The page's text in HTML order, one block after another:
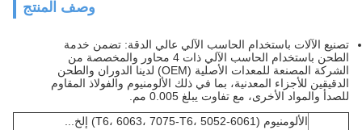
وصف المنتج
تصنيع الآلات باستخدام الحاسب الآلي عالي الدقة: تضمن خدمة
الطحن باستخدام الحاسب الآلي ذات 4 محاور والمخصصة من
الشركة المصنعة للمعدات الأصلية (OEM) لدينا الدوران والطحن
الدقيقين للأجزاء المعدنية، بما في ذلك الألومنيوم والفولاذ المقاوم
للصدأ والمواد الأخرى، مع تفاوت يبلغ 0.005 مم.
الألومنيوم (6061-T6، 6063، 7075-T6، 5052) إلخ...